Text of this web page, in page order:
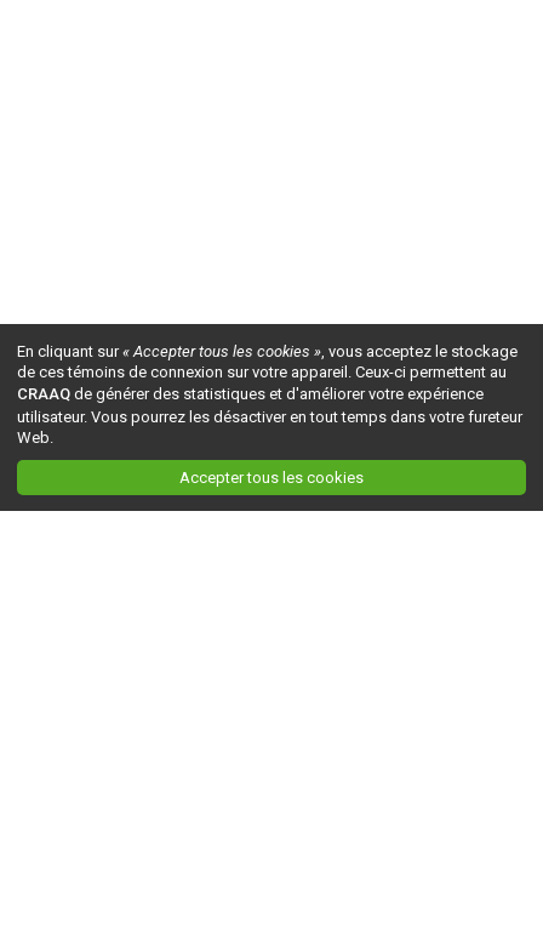
En cliquant sur« Accepter tous les cookies », vous acceptez le stockage
de ces témoins de connexion sur votre appareil. Ceux-ci permettent au
CRAAQ de générer des statistiques et d'améliorer votre expérience
utilisateur. Vous pourrez les désactiver en tout temps dans votre fureteur
Web.
Accepter tous les cookies